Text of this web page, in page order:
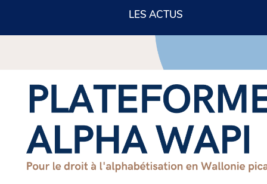
LES ACTUS